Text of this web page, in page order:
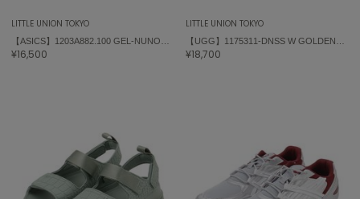
LITTLE UNION TOKYO
¥16,500
LITTLE UNION TOKYO
¥18,700